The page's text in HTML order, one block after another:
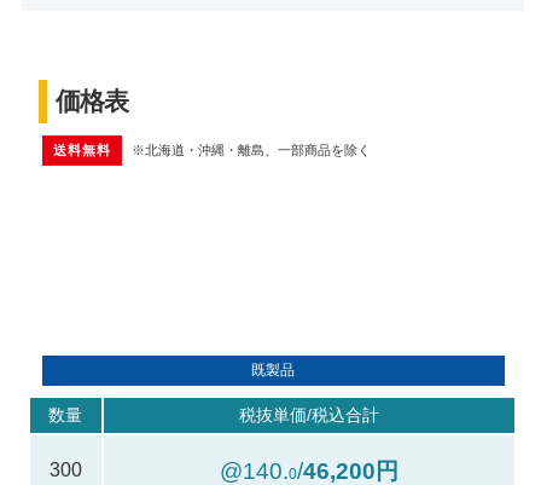
価格表
送料無料 ※北海道・沖縄・離島、一部商品を除く
既製品
数量 税抜単価/税込合計
300 @140.0/46,200円